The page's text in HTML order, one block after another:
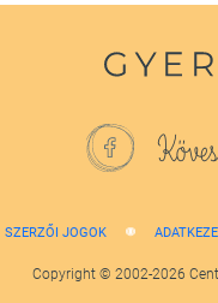
SZERZŐI JOGOK
Copyright © 2002-2026